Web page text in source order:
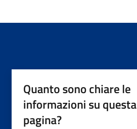
Quanto sono chiare le
informazioni su questa
pagina?